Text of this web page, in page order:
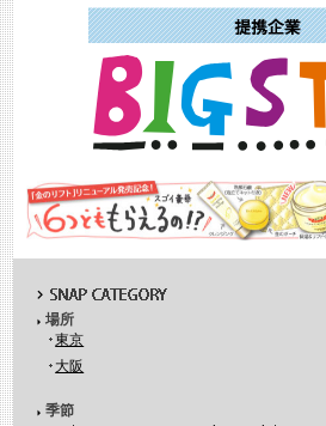
場所
東京
大阪
季節